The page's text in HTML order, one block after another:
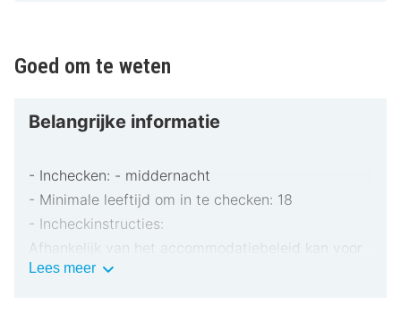
Goed om te weten
Belangrijke informatie
- Inchecken: - middernacht
- Minimale leeftijd om in te checken: 18
- Incheckinstructies:
Afhankelijk van het accommodatiebeleid kan voor
extra personen een toeslag in rekening worden
Lees meerBelangrijke